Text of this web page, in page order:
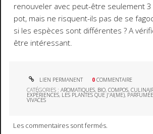
renouveler avec peut-être seulement
pot, mais ne risquent-ils pas de se
si les espèces sont différentes ? A
être intéressant.
LIEN PERMANENT 0 COMMENTAIRE
CATÉGORIES :AROMATIQUES, BIO,COMPOS,
EXPÉRIENCES, LES PLANTES QUE J'AI(ME),
VIVACES
Les commentaires sont fermés.